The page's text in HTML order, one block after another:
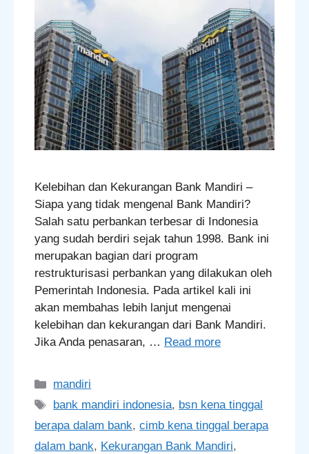
Kelebihan dan Kekurangan Bank Mandiri –
Siapa yang tidak mengenal Bank Mandiri?
Salah satu perbankan terbesar di Indonesia
yang sudah berdiri sejak tahun 1998. Bank ini
merupakan bagian dari program
restrukturisasi perbankan yang dilakukan oleh
Pemerintah Indonesia. Pada artikel kali ini
akan membahas lebih lanjut mengenai
kelebihan dan kekurangan dari Bank Mandiri.
Jika Anda penasaran, … Read more
Categories
mandiri
Tags
bank mandiri indonesia, bsn kena tinggal
berapa dalam bank, cimb kena tinggal berapa
dalam bank, Kekurangan Bank Mandiri,